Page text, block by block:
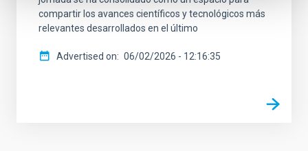
compartir los avances científicos y tecnológicos más
relevantes desarrollados en el último
Advertised on 06/02/2026 - 12:16:35